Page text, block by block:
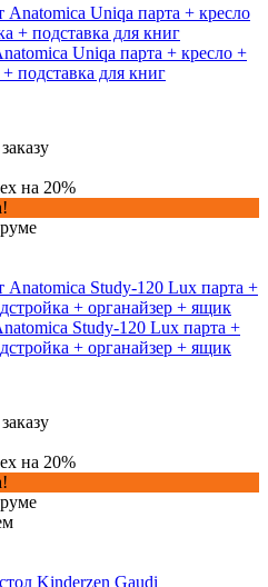
Uniqa парта + кресло +
подставка для книг
на 20%
Study-120 Lux парта +
+ органайзер + ящик
на 20%